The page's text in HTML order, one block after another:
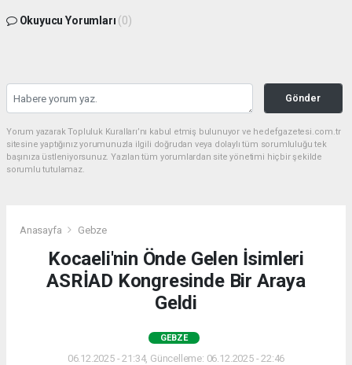
Okuyucu Yorumları (0)
Gönder
Yorum yazarak Topluluk Kuralları’nı kabul etmiş bulunuyor ve hedefgazetesi.com.tr
sitesine yaptığınız yorumunuzla ilgili doğrudan veya dolaylı tüm sorumluluğu tek
başınıza üstleniyorsunuz. Yazılan tüm yorumlardan site yönetimi hiçbir şekilde
sorumlu tutulamaz.
Anasayfa Gebze
Kocaeli'nin Önde Gelen İsimleri
ASRİAD Kongresinde Bir Araya
Geldi
GEBZE
06.12.2025 - 21:34, Güncelleme: 06.12.2025 - 22:46